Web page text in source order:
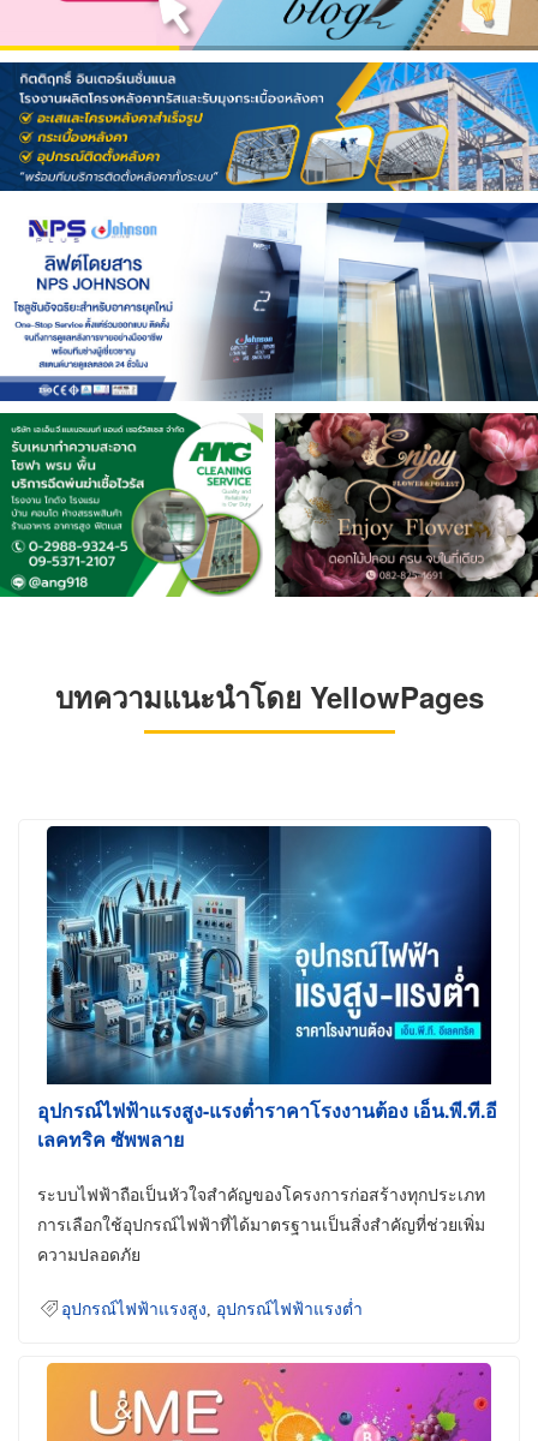
บทความแนะนำโดย YellowPages
อุปกรณ์ไฟฟ้าแรงสูง-แรงต่ำราคาโรงงานต้อง เอ็น.พี.ที.อี
เลคทริค ซัพพลาย
ระบบไฟฟ้าถือเป็นหัวใจสำคัญของโครงการก่อสร้างทุกประเภท
การเลือกใช้อุปกรณ์ไฟฟ้าที่ได้มาตรฐานเป็นสิ่งสำคัญที่ช่วยเพิ่ม
ความปลอดภัย
อุปกรณ์ไฟฟ้าแรงสูง อุปกรณ์ไฟฟ้าแรงต่ำ